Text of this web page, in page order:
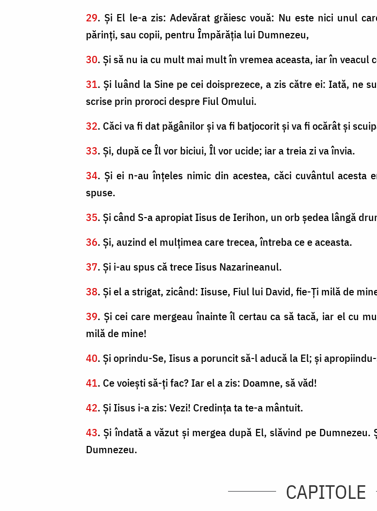
29. Şi El le-a zis: Adevărat grăiesc vouă: Nu este nici unul
părinţi, sau copii, pentru Împărăţia lui Dumnezeu,
30. Şi să nu ia cu mult mai mult în vremea aceasta, iar în veacul
31. Şi luând la Sine pe cei doisprezece, a zis către ei: Iată, ne
scrise prin proroci despre Fiul Omului.
32. Căci va fi dat păgânilor şi va fi batjocorit şi va fi ocărât şi
33. Şi, după ce Îl vor biciui, Îl vor ucide; iar a treia zi va învia.
34. Şi ei n-au înţeles nimic din acestea, căci cuvântul acesta
spuse.
35. Şi când S-a apropiat Iisus de Ierihon, un orb şedea lângă
36. Şi, auzind el mulţimea care trecea, întreba ce e aceasta.
37. Şi i-au spus că trece Iisus Nazarineanul.
38. Şi el a strigat, zicând: Iisuse, Fiul lui David, fie-Ţi milă de
39. Şi cei care mergeau înainte îl certau ca să tacă, iar el cu
milă de mine!
40. Şi oprindu-Se, Iisus a poruncit să-l aducă la El; şi
41. Ce voieşti să-ţi fac? Iar el a zis: Doamne, să văd!
42. Şi Iisus i-a zis: Vezi! Credinţa ta te-a mântuit.
43. Şi îndată a văzut şi mergea după El, slăvind pe
Dumnezeu.
CAPITOLE